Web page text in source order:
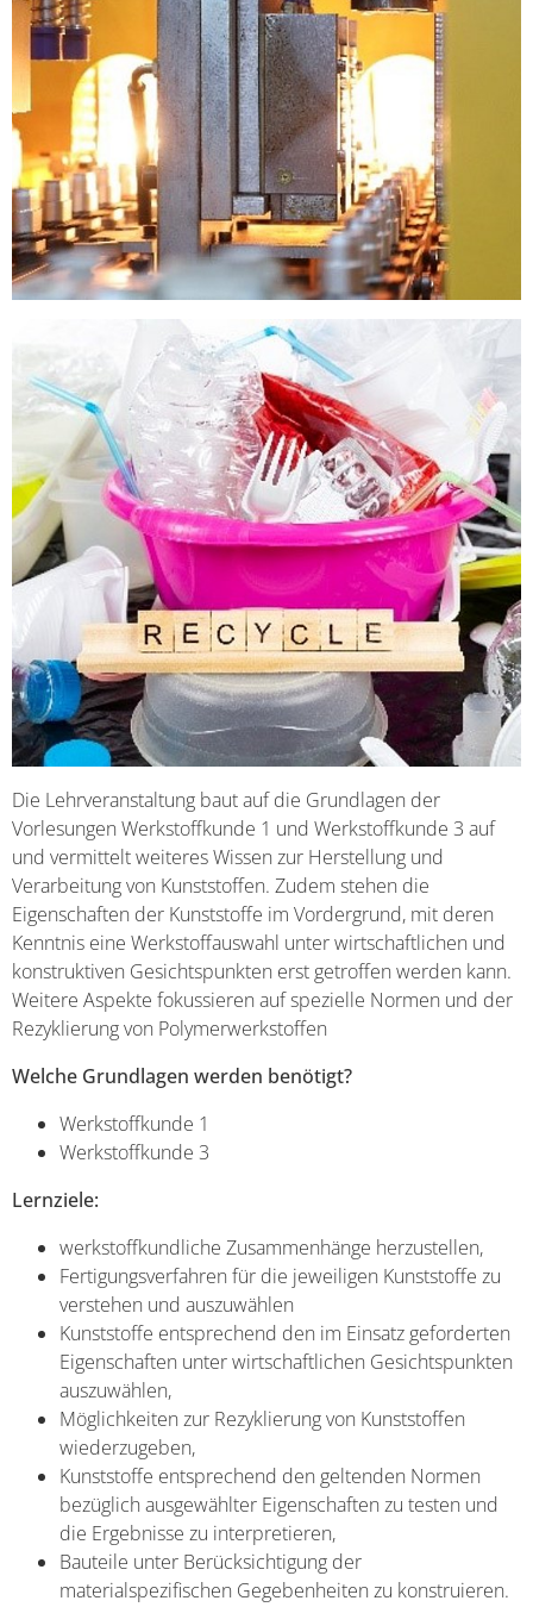
Die Lehrveranstaltung baut auf die Grundlagen der
Vorlesungen Werkstoffkunde 1 und Werkstoffkunde 3 auf
und vermittelt weiteres Wissen zur Herstellung und
Verarbeitung von Kunststoffen. Zudem stehen die
Eigenschaften der Kunststoffe im Vordergrund, mit deren
Kenntnis eine Werkstoffauswahl unter wirtschaftlichen und
konstruktiven Gesichtspunkten erst getroffen werden kann.
Weitere Aspekte fokussieren auf spezielle Normen und der
Rezyklierung von Polymerwerkstoffen
Welche Grundlagen werden benötigt?
Werkstoffkunde 1
Werkstoffkunde 3
Lernziele:
werkstoffkundliche Zusammenhänge herzustellen,
Fertigungsverfahren für die jeweiligen Kunststoffe zu
verstehen und auszuwählen
Kunststoffe entsprechend den im Einsatz geforderten
Eigenschaften unter wirtschaftlichen Gesichtspunkten
auszuwählen,
Möglichkeiten zur Rezyklierung von Kunststoffen
wiederzugeben,
Kunststoffe entsprechend den geltenden Normen
bezüglich ausgewählter Eigenschaften zu testen und
die Ergebnisse zu interpretieren,
Bauteile unter Berücksichtigung der
materialspezifischen Gegebenheiten zu konstruieren.